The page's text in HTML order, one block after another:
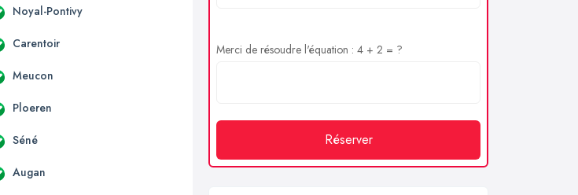
Noyal-Pontivy
Carentoir
Meucon
Ploeren
Séné
Augan
Merci de résoudre l'équation : 4 + 2 = ?
Réserver